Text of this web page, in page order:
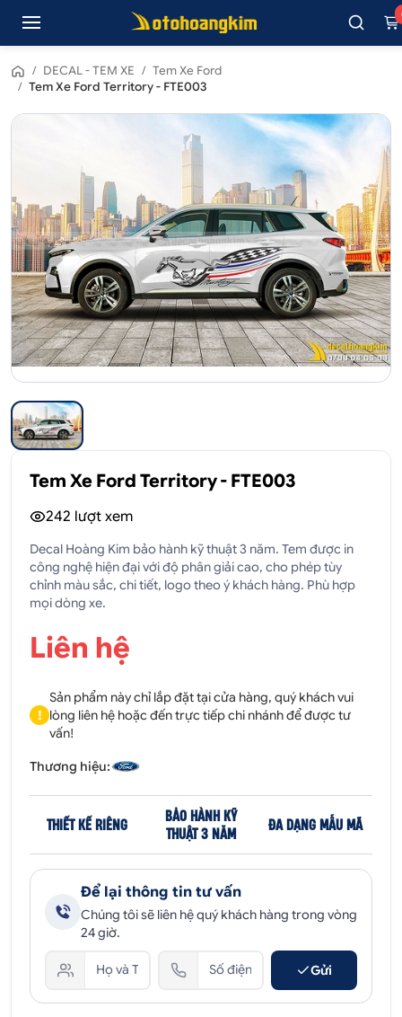
/ DECAL - TEM XE / Tem Xe Ford
/ Tem Xe Ford Territory - FTE003
Tem Xe Ford Territory - FTE003
242 lượt xem
Decal Hoàng Kim bảo hành kỹ thuật 3 năm. Tem được in
công nghệ hiện đại với độ phân giải cao, cho phép tùy
chỉnh màu sắc, chi tiết, logo theo ý khách hàng. Phù hợp
mọi dòng xe.
Liên hệ
!
Sản phẩm này chỉ lắp đặt tại cửa hàng, quý khách vui
lòng liên hệ hoặc đến trực tiếp chi nhánh để được tư
vấn!
Thương hiệu:
THIẾT KẾ RIÊNG
BẢO HÀNH KỸ
THUẬT 3 NĂM
ĐA DẠNG MẪU MÃ
Để lại thông tin tư vấn
Chúng tôi sẽ liên hệ quý khách hàng trong vòng
24 giờ.
Gửi